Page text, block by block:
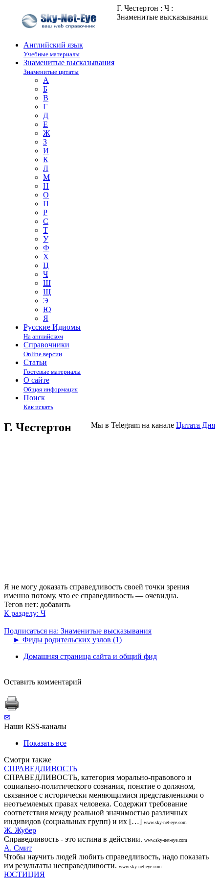
Г. Честертон : Ч :
Знаменитые высказывания
Английский язык
Учебные материалы
Знаменитые высказывания
Знаменитые цитаты
А
Б
В
Г
Д
Е
Ж
З
И
К
Л
М
Н
О
П
Р
С
Т
У
Ф
Х
Ц
Ч
Ш
Щ
Э
Ю
Я
Русские Идиомы
На английском
Справочники
Online версии
Статьи
Гостевые материалы
О сайте
Общая информация
Поиск
Как искать
Мы в Telegram на канале Цитата Дня
Г. Честертон
Я не могу доказать справедливость своей точки зрения
именно потому, что ее справедливость — очевидна.
Тегов нет: добавить
К разделу: Ч
Подписаться на: Знаменитые высказывания
► Фиды родительских узлов (1)
Домашняя страница сайта и общий фид
Оставить комментарий
✉
Наши RSS-каналы
Показать все
Смотри также
СПРАВЕДЛИВОСТЬ
СПРАВЕДЛИВОСТЬ, категория морально-правового и
социально-политического сознания, понятие о должном,
связанное с исторически меняющимися представлениями о
неотъемлемых правах человека. Содержит требование
соответствия между реальной значимостью различных
индивидов (социальных групп) и их […] www.sky-net-eye.com
Ж. Жубер
Справедливость - это истина в действии. www.sky-net-eye.com
А. Смит
Чтобы научить людей любить справедливость, надо показать
им результаты несправедливости. www.sky-net-eye.com
ЮСТИЦИЯ